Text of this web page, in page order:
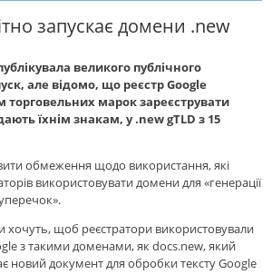
запускає домени .new
великого публічного
але вiдомо, що реєстр Google
торговельних марок зареєструвати
їхнім знакам, у .new gTLD з 15
обмеження щодо використання, які
використовувати домени для «генерації
щоб реєстратори використовували
з такими доменами, як docs.nеw, який
новий документ для обробки тексту Google